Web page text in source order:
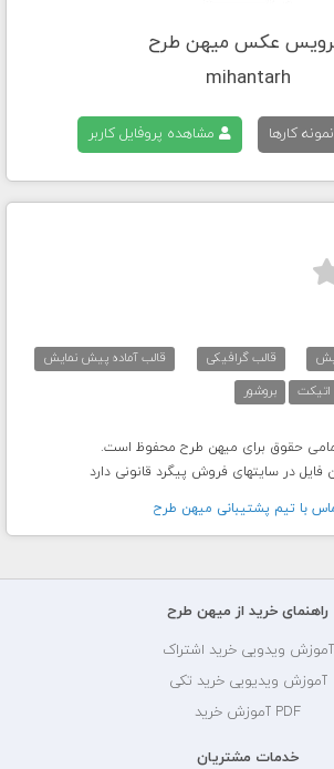
عکس میهن طرح
mihantarh
کارها مشاهده پروفایل کاربر
قالب گرافیکی
قالب آماده پیش نمایش
اتیکت بروشور
فایل در سایتهای فروش پیگرد قانونی دارد
با تيم پشتيبانی ميهن طرح
راهنمای خرید از میهن طرح
آموزش ویدویی خرید اشتراک
آموزش ویدیویی خرید تکی
PDF آموزش خرید
خدمات مشتریان